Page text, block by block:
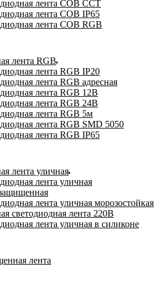
лента COB CCT
лента COB IP65
лента COB RGB
лента RGB
лента RGB IP20
лента RGB адресная
лента RGB 12В
лента RGB 24В
лента RGB 5м
лента RGB SMD 5050
лента RGB IP65
лента уличная
лента уличная
лента уличная морозостойкая
светодиодная лента 220В
лента уличная в силиконе
лента